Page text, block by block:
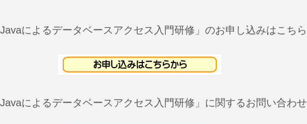
によるデータベースアクセス入門研修」のお申し込みはこちら
によるデータベースアクセス入門研修」に関するお問い合わせ